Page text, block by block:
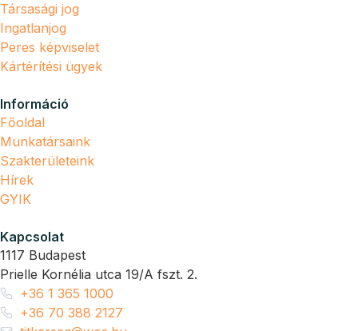
Társasági jog
Ingatlanjog
Peres képviselet
Kártérítési ügyek
Információ
Főoldal
Munkatársaink
Szakterületeink
Hírek
GYIK
Kapcsolat
1117 Budapest
Prielle Kornélia utca 19/A fszt. 2.
+36 1 365 1000
+36 70 388 2127